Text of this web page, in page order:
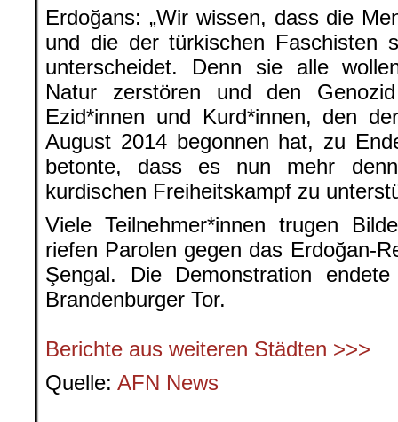
Erdoğans: „Wir wissen, dass die
und die der türkischen Faschisten
unterscheidet. Denn sie alle
Natur zerstören und den
Ezid*innen und Kurd*innen, den
August 2014 begonnen hat, zu
betonte, dass es nun mehr
kurdischen Freiheitskampf zu
Viele Teilnehmer*innen trugen
riefen Parolen gegen das Erdoğan-
Şengal. Die Demonstration
Brandenburger Tor.
Berichte aus weiteren Städten >>>
Quelle: AFN News